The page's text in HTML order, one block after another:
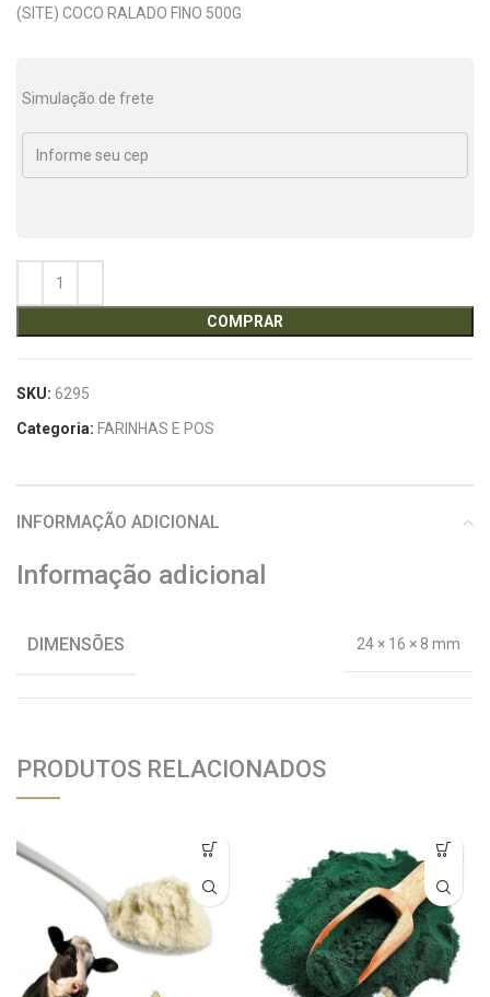
(SITE) COCO RALADO FINO 500G
Simulação de frete
COMPRAR
SKU: 6295
Categoria: FARINHAS E POS
INFORMAÇÃO ADICIONAL
Informação adicional
DIMENSÕES 24 × 16 × 8 mm
PRODUTOS RELACIONADOS